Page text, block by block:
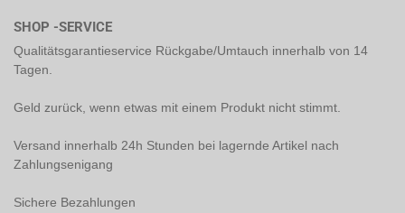
SHOP -SERVICE
Qualitätsgarantieservice Rückgabe/Umtauch innerhalb von 14
Tagen.
Geld zurück, wenn etwas mit einem Produkt nicht stimmt.
Versand innerhalb 24h Stunden bei lagernde Artikel nach
Zahlungsenigang
Sichere Bezahlungen